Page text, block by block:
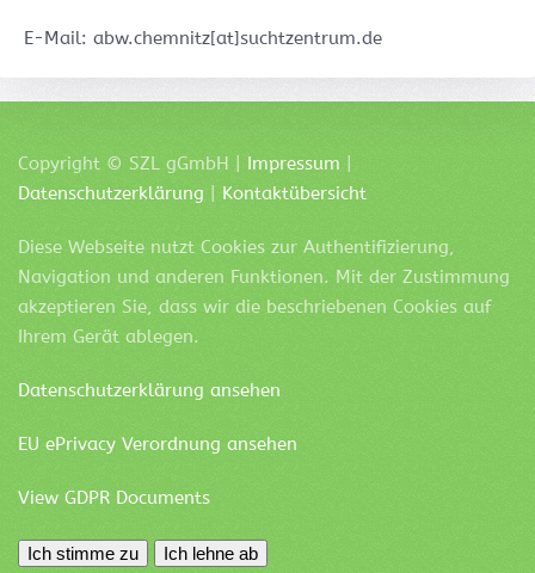
E-Mail: abw.chemnitz[at]suchtzentrum.de
Copyright © SZL gGmbH | Impressum
Datenschutzerklärung
Kontaktübersicht
Diese Webseite nutzt Cookies zur Authentifizierung,
Navigation und anderen Funktionen. Mit der Zustimmung
akzeptieren Sie, dass wir die beschriebenen Cookies auf
Ihrem Gerät ablegen.
Datenschutzerklärung ansehen
EU ePrivacy Verordnung ansehen
View GDPR Documents
Ich stimme zu Ich lehne ab